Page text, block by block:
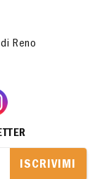
Reno
ISCRIVIMI